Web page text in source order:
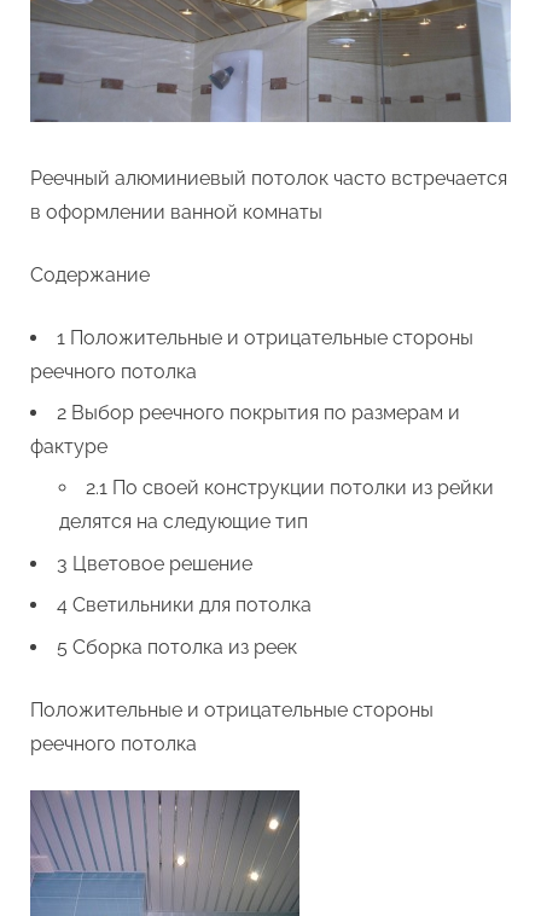
Реечный алюминиевый потолок часто встречается
в оформлении ванной комнаты
Содержание
1 Положительные и отрицательные стороны
реечного потолка
2 Выбор реечного покрытия по размерам и
фактуре
2.1 По своей конструкции потолки из рейки
делятся на следующие тип
3 Цветовое решение
4 Светильники для потолка
5 Сборка потолка из реек
Положительные и отрицательные стороны
реечного потолка